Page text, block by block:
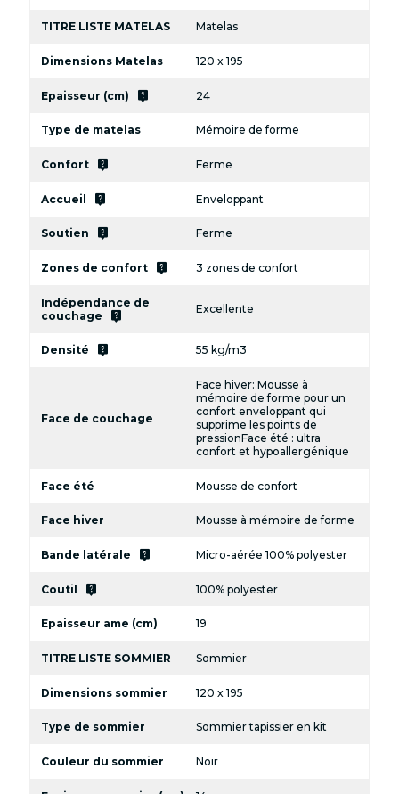
TITRE LISTE MATELAS Matelas
Dimensions Matelas 120 x 195
Epaisseur (cm) live_help 24
Type de matelas Mémoire de forme
Confort live_help Ferme
Accueil live_help Enveloppant
Soutien live_help Ferme
Zones de confort live_help 3 zones de confort
Indépendance de
couchage
live_help Excellente
Densité live_help 55 kg/m3
Face de couchage
Face hiver: Mousse à
mémoire de forme pour un
confort enveloppant qui
supprime les points de
pressionFace été : ultra
confort et hypoallergénique
Face été Mousse de confort
Face hiver Mousse à mémoire de forme
Bande latérale live_help Micro-aérée 100% polyester
Coutil live_help 100% polyester
Epaisseur ame (cm) 19
TITRE LISTE SOMMIER Sommier
Dimensions sommier 120 x 195
Type de sommier Sommier tapissier en kit
Couleur du sommier Noir